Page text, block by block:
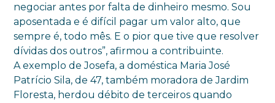
negociar antes por falta de dinheiro mesmo. Sou
aposentada e é difícil pagar um valor alto, que
sempre é, todo mês. E o pior que tive que resolver
dívidas dos outros”, afirmou a contribuinte.
A exemplo de Josefa, a doméstica Maria José
Patrício Sila, de 47, também moradora de Jardim
Floresta, herdou débito de terceiros quando